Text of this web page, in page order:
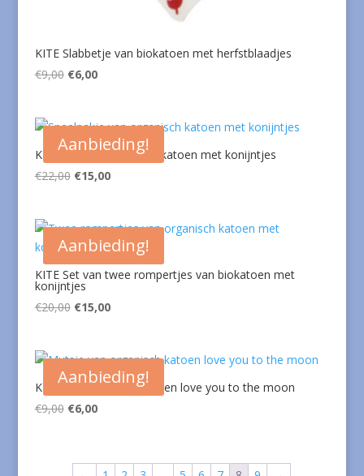
KITE Slabbetje van biokatoen met herfstblaadjes
€9,00 Oorspronkelijke
€9,00.
€6,00Huidige
€6,00.
Aanbieding!
KITE Speelpakje van biokatoen met konijntjes
€22,00 Oorspronkelijke
€22,00.
€15,00Huidige
€15,00.
Aanbieding!
KITE Set van twee rompertjes van biokatoen met
konijntjes
€20,00 Oorspronkelijke
€20,00.
€15,00Huidige
€15,00.
Aanbieding!
KITE Mutsje van biokatoen love you to the moon
€9,00 Oorspronkelijke
€9,00.
€6,00Huidige
€6,00.